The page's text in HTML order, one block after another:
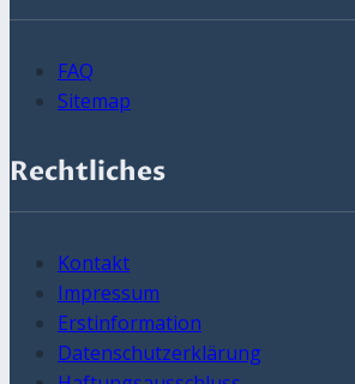
FAQ
Sitemap
Rechtliches
Kontakt
Impressum
Erstinformation
Datenschutzerklärung